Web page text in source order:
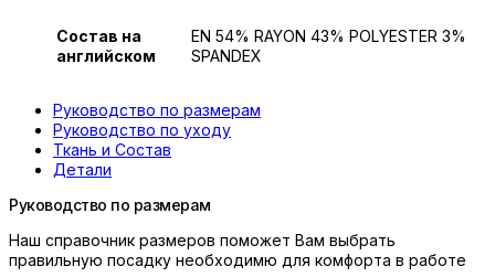
Состав на
английском
EN 54% RAYON 43% POLYESTER 3%
SPANDEX
Руководство по размерам
Руководство по уходу
Ткань и Состав
Детали
Руководство по размерам
Наш справочник размеров поможет Вам выбрать
правильную посадку необходимю для комфорта в работе